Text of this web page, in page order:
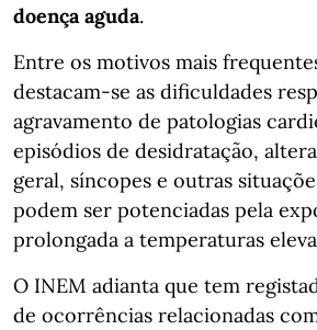
doença aguda.
Entre os motivos mais
destacam-se as dificuldades
agravamento de patologias
episódios de desidratação,
geral, síncopes e outras
podem ser potenciadas pela
prolongada a temperaturas
O INEM adianta que tem
de ocorrências relacionadas